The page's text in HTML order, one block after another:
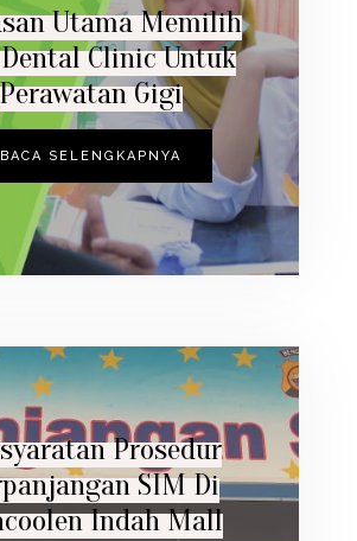
Utama Memilih
Dental Clinic Untuk
Perawatan Gigi
BACA SELENGKAPNYA
Prosedur
SIM Di
Indah Mall